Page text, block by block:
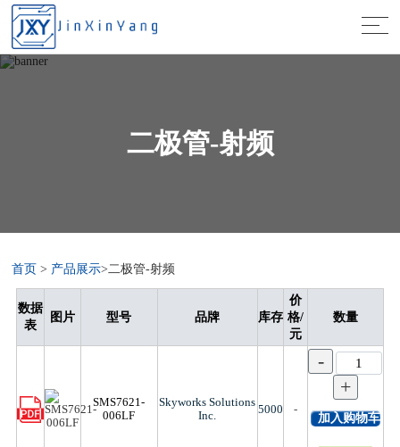
二极管-射频
首页 > 产品展示>二极管-射频
数据
表
图片 型号 品牌 库存
价
格/
元
数量
SMS7621-
006LF
Skyworks Solutions
Inc.
5000 -
-
+
加入购物车